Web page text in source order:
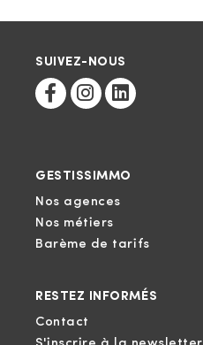
SUIVEZ-NOUS
GESTISSIMMO
Nos agences
Nos métiers
Barème de tarifs
RESTEZ INFORMÉS
Contact